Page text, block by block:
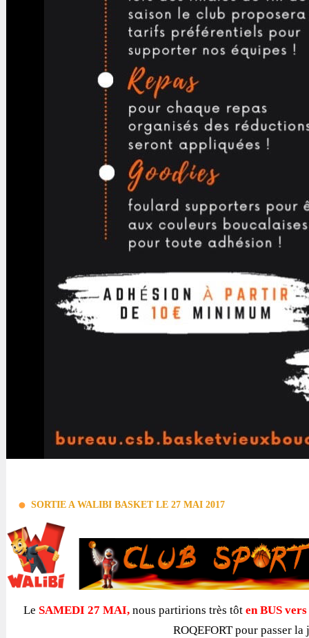
SORTIE A WALIBI BASKET LE 27 MAI 2017
Le SAMEDI 27 MAI,nous partirions très tôt en BUS
ROQEFORT pour passer